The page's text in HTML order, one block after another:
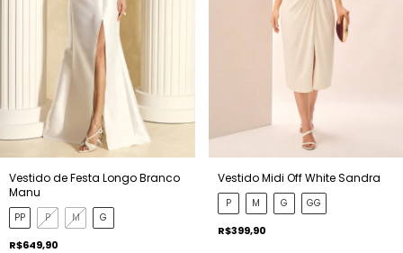
Vestido de Festa Longo Branco
Manu
PP P M G
R$649,90
Vestido Midi Off White Sandra
P M G GG
R$399,90